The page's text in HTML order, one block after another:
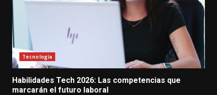
Tecnología
Habilidades Tech 2026: Las competencias que
marcarán el futuro laboral